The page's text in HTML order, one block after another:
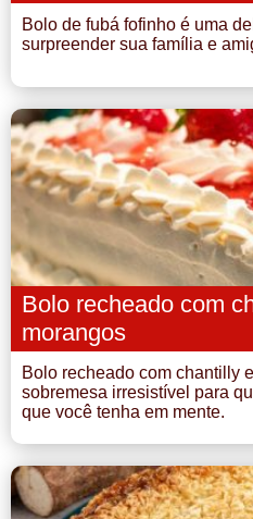
Bolo de fubá fofinho é uma
surpreender sua família e
Bolo recheado com
morangos
Bolo recheado com chantilly
sobremesa irresistível para
que você tenha em mente.